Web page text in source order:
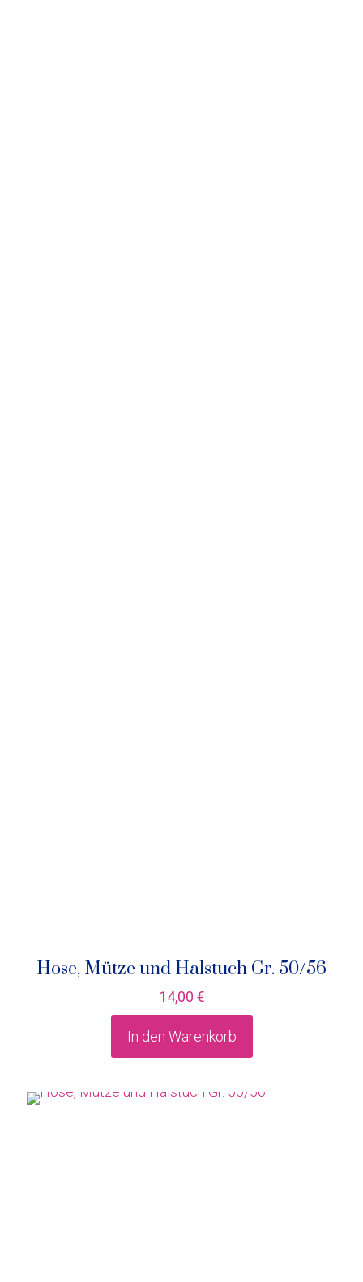
Hose, Mütze und Halstuch Gr. 50/56
14,00 €
In den Warenkorb